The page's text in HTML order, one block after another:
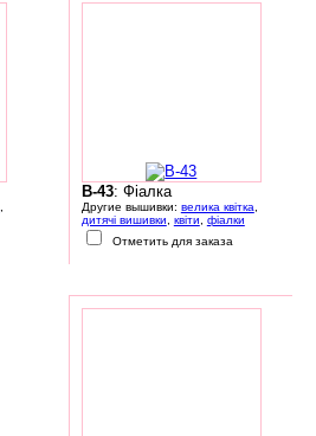
B-43: Фіалка
Другие вышивки: велика квітка
дитячі вишивки
квіти
фіалки
Отметить для заказа